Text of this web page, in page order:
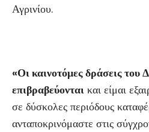
Αγρινίου.
«Οι καινοτόμες δράσεις του
επιβραβεύονται και είμαι
σε δύσκολες περιόδους
ανταποκρινόμαστε στις